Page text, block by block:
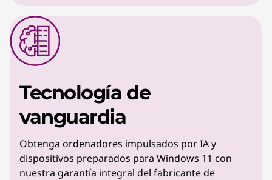
Tecnología de
vanguardia
Obtenga ordenadores impulsados por IA y
dispositivos preparados para Windows 11 con
nuestra garantía integral del fabricante de